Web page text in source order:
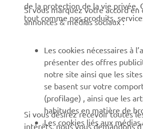
Press
Devenir revendeur
Politique en matière de
droits humains
Politique de durabilitè de
Canal d'alerte
de la protection de la vie privée.
tout comme nos produits,
Si vous marquez votre accord
annonces & médias sociaux :
Les cookies nécessaires à
présenter des offres
notre site ainsi que les
se basent sur votre
(profilage) , ainsi que les
habitudes en matière de
Les cookies liés aux
Si vous désirez recevoir toutes
intérêts, nous vous demandons